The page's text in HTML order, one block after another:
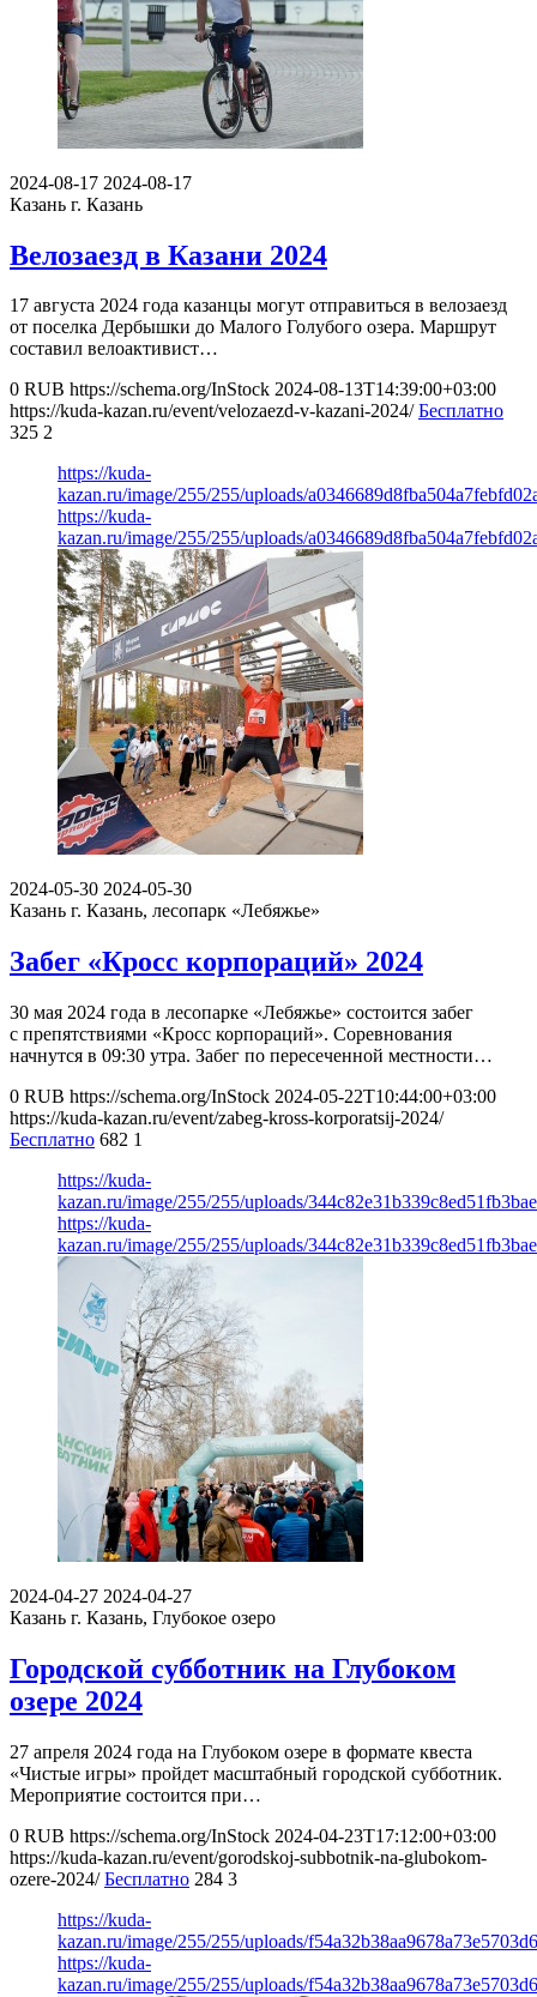
2024-08-17 2024-08-17
Казань г. Казань
Велозаезд в Казани 2024
17 августа 2024 года казанцы могут отправиться в велозаезд
от поселка Дербышки до Малого Голубого озера. Маршрут
составил велоактивист…
0 RUB https://schema.org/InStock 2024-08-13T14:39:00+03:00
https://kuda-kazan.ru/event/velozaezd-v-kazani-2024/ Бесплатно
325 2
https://kuda-
kazan.ru/image/255/255/uploads/
https://kuda-
kazan.ru/image/255/255/uploads/
2024-05-30 2024-05-30
Казань г. Казань, лесопарк «Лебяжье»
Забег «Кросс корпораций» 2024
30 мая 2024 года в лесопарке «Лебяжье» состоится забег
с препятствиями «Кросс корпораций». Соревнования
начнутся в 09:30 утра. Забег по пересеченной местности…
0 RUB https://schema.org/InStock 2024-05-22T10:44:00+03:00
https://kuda-kazan.ru/event/zabeg-kross-korporatsij-2024/
Бесплатно 682 1
https://kuda-
kazan.ru/image/255/255/uploads/
https://kuda-
kazan.ru/image/255/255/uploads/
2024-04-27 2024-04-27
Казань г. Казань, Глубокое озеро
Городской субботник на Глубоком
озере 2024
27 апреля 2024 года на Глубоком озере в формате квеста
«Чистые игры» пройдет масштабный городской субботник.
Мероприятие состоится при…
0 RUB https://schema.org/InStock 2024-04-23T17:12:00+03:00
https://kuda-kazan.ru/event/gorodskoj-subbotnik-na-glubokom-
ozere-2024/ Бесплатно 284 3
https://kuda-
kazan.ru/image/255/255/uploads/
https://kuda-
kazan.ru/image/255/255/uploads/